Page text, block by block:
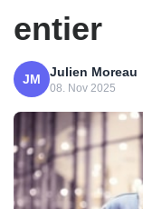
entier
JM Julien Moreau
08. Nov 2025